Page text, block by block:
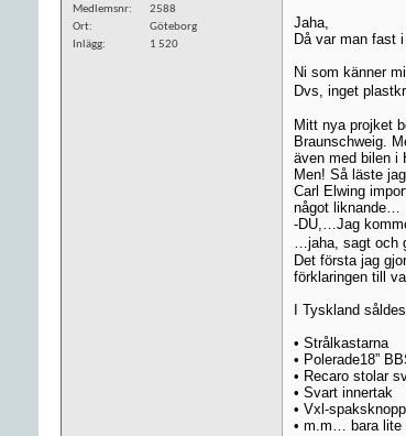
Medlemsnr
2588
Ort
Göteborg
Inlägg
1 520
Jaha,
Då var man fast
Ni som känner
Dvs, inget
Mitt nya projket
Braunschweig.
även med bilen i
Men! Så läste
Carl Elwing
något liknande…
-DU,…Jag
…jaha, sagt och
Det första jag
förklaringen till
I Tyskland
• Strålkastarna
• Polerade18”
• Recaro stolar
• Svart innertak
• Vxl-
• m.m… bara